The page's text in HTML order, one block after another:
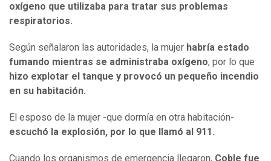
oxígeno que utilizaba para tratar sus problemas
respiratorios.
Según señalaron las autoridades, la mujer habría estado
fumando mientras se administraba oxígeno, por lo que
hizo explotar el tanque y provocó un pequeño incendio
en su habitación.
El esposo de la mujer -que dormía en otra habitación-
escuchó la explosión, por lo que llamó al 911.
Cuando los organismos de emergencia llegaron, Coble fue